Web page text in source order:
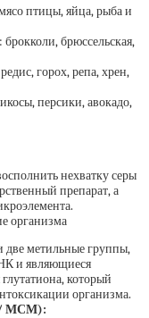
птицы, яйца, рыба и
брюссельская,
горох, репа, хрен,
персики, авокадо,
нехватку серы
препарат, а
организма
две метильные группы,
и являющиеся
который
организма.
/ МСМ):